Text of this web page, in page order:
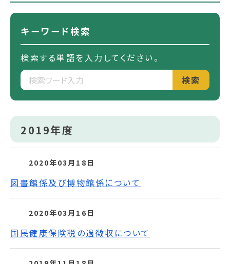
キーワード検索
検索する単語を入力してください。
検索
2019年度
2020年03月18日
図書館係及び博物館係について
2020年03月16日
国民健康保険税の過徴収について